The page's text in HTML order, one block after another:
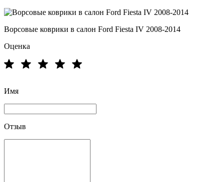
Ворсовые коврики в салон Ford Fiesta IV 2008-2014
Оценка
Имя
Отзыв